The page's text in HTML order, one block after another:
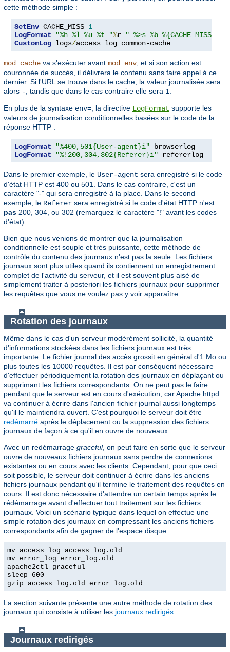
cette méthode simple :
SetEnv CACHE_MISS 1
LogFormat
"%h %l %u %t "%r
" %>s %b %{CACHE_MISS}e"
CustomLog logs/access_log common-cache
mod_cache va s'exécuter avant mod_env , et si son action est
couronnée de succès, il délivrera le contenu sans faire appel à ce
dernier. Si l'URL se trouve dans le cache, la valeur journalisée sera
alors - , tandis que dans le cas contraire elle sera 1
En plus de la syntaxe env= , la directive LogFormat supporte les
valeurs de journalisation conditionnelles basées sur le code de la
réponse HTTP :
LogFormat "%400,501{User-agent}i"
LogFormat
"%!200,304,302{Referer}i" refererlog
Dans le premier exemple, le User-agent sera enregistré si le code
d'état HTTP est 400 ou 501. Dans le cas contraire, c'est un
caractère "-" qui sera enregistré à la place. Dans le second
exemple, le Referer sera enregistré si le code d'état HTTP n'est
pas 200, 304, ou 302 (remarquez le caractère "!" avant les codes
d'état).
Bien que nous venions de montrer que la journalisation
conditionnelle est souple et très puissante, cette méthode de
contrôle du contenu des journaux n'est pas la seule. Les fichiers
journaux sont plus utiles quand ils contiennent un enregistrement
complet de l'activité du serveur, et il est souvent plus aisé de
simplement traiter à posteriori les fichiers journaux pour supprimer
les requêtes que vous ne voulez pas y voir apparaître.
Rotation des journaux
Même dans le cas d'un serveur modérément sollicité, la quantité
d'informations stockées dans les fichiers journaux est très
importante. Le fichier journal des accès grossit en général d'1 Mo ou
plus toutes les 10000 requêtes. Il est par conséquent nécessaire
d'effectuer périodiquement la rotation des journaux en déplaçant ou
supprimant les fichiers correspondants. On ne peut pas le faire
pendant que le serveur est en cours d'exécution, car Apache httpd
va continuer à écrire dans l'ancien fichier journal aussi longtemps
qu'il le maintiendra ouvert. C'est pourquoi le serveur doit être
redémarré après le déplacement ou la suppression des fichiers
journaux de façon à ce qu'il en ouvre de nouveaux.
Avec un redémarrage graceful, on peut faire en sorte que le serveur
ouvre de nouveaux fichiers journaux sans perdre de connexions
existantes ou en cours avec les clients. Cependant, pour que ceci
soit possible, le serveur doit continuer à écrire dans les anciens
fichiers journaux pendant qu'il termine le traitement des requêtes en
cours. Il est donc nécessaire d'attendre un certain temps après le
rédémarrage avant d'effectuer tout traitement sur les fichiers
journaux. Voici un scénario typique dans lequel on effectue une
simple rotation des journaux en compressant les anciens fichiers
correspondants afin de gagner de l'espace disque :
mv access_log access_log.old
mv error_log error_log.old
apache2ctl graceful
sleep 600
gzip access_log.old error_log.old
La section suivante présente une autre méthode de rotation des
journaux qui consiste à utiliser les journaux redirigés
Journaux redirigés